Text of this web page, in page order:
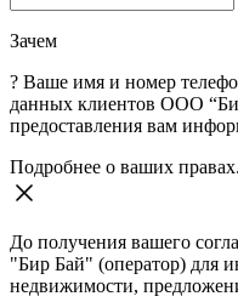
Зачем
? Ваше имя и номер
данных клиентов ООО
предоставления вам
Подробнее о ваших правах.
До получения вашего
"Бир Бай" (оператор) для
недвижимости,